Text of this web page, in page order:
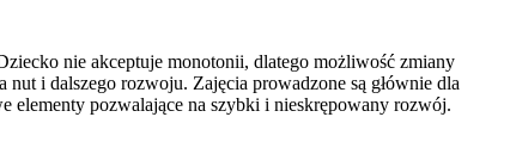
nie akceptuje monotonii, dlatego możliwość zmiany
i dalszego rozwoju. Zajęcia prowadzone są głównie dla
elementy pozwalające na szybki i nieskrępowany rozwój.